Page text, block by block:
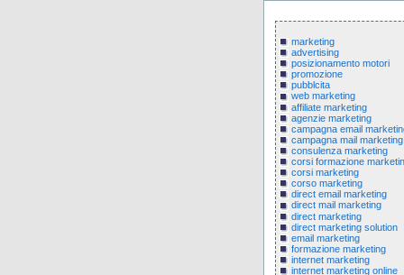
marketing
advertising
posizionamento motori
promozione
pubblcita
web marketing
affiliate marketing
agenzie marketing
campagna email
campagna mail marketing
consulenza marketing
corsi formazione
corsi marketing
corso marketing
direct email marketing
direct mail marketing
direct marketing
direct marketing solution
email marketing
formazione marketing
internet marketing
internet marketing online